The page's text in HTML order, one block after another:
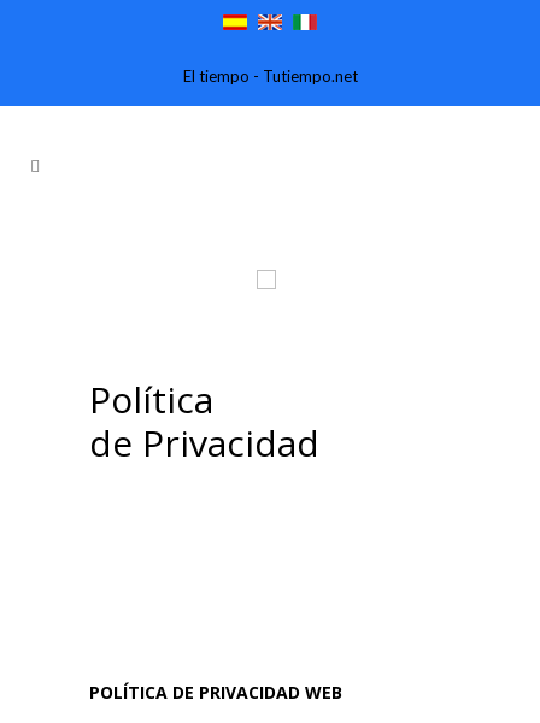
El tiempo - Tutiempo.net
Política
de Privacidad
POLÍTICA DE PRIVACIDAD WEB